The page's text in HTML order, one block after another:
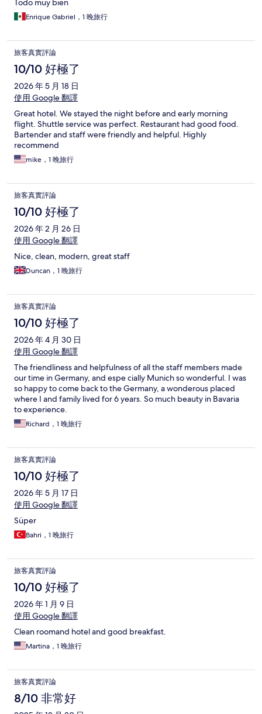
Todo muy bien
Enrique Gabriel，1 晚旅行
旅客真實評論
10/10 好極了
2026 年 5 月 18 日
使用 Google 翻譯
Great hotel. We stayed the night before and early morning
flight. Shuttle service was perfect. Restaurant had good food.
Bartender and staff were friendly and helpful. Highly
recommend
mike，1 晚旅行
旅客真實評論
10/10 好極了
2026 年 2 月 26 日
使用 Google 翻譯
Nice, clean, modern, great staff
Duncan，1 晚旅行
旅客真實評論
10/10 好極了
2026 年 4 月 30 日
使用 Google 翻譯
The friendliness and helpfulness of all the staff members made
our time in Germany, and espe cially Munich so wonderful. I was
so happy to come back to the Germany, a wonderous placed
where I and family lived for 6 years. So much beauty in Bavaria
to experience.
Richard，1 晚旅行
旅客真實評論
10/10 好極了
2026 年 5 月 17 日
使用 Google 翻譯
Süper
Bahri，1 晚旅行
旅客真實評論
10/10 好極了
2026 年 1 月 9 日
使用 Google 翻譯
Clean roomand hotel and good breakfast.
Martina，1 晚旅行
旅客真實評論
8/10 非常好